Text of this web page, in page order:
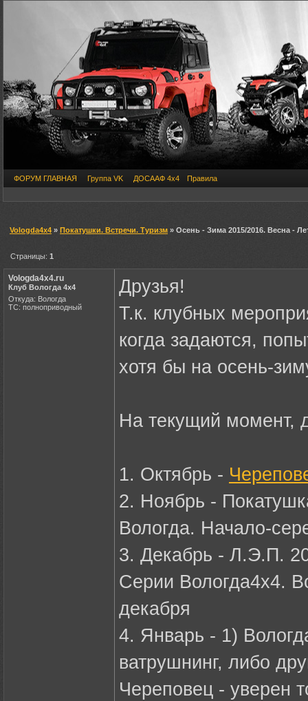
ФОРУМ ГЛАВНАЯ Группа VK ДОСААФ 4х4 Правила
Vologda4x4 » Покатушки. Встречи. Туризм » Осень - Зима 2015/2016. Весна -
Страницы:1
Vologda4x4.ru
Клуб Вологда 4х4
Откуда: Вологда
ТС: полноприводный
Друзья!
Т.к. клубных
когда задаются,
хотя бы на осень-
На текущий момент,
1. Октябрь -
2. Ноябрь -
Вологда. Начало-
3. Декабрь - Л.Э.П.
Серии Вологда4х4.
декабря
4. Январь - 1)
ватрушнинг, либо
Череповец - уверен